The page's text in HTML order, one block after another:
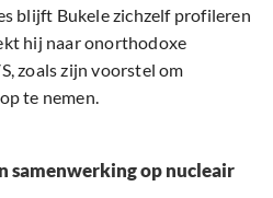
blijft Bukele zichzelf profileren
hij naar onorthodoxe
zoals zijn voorstel om
te nemen.
samenwerking op nucleair